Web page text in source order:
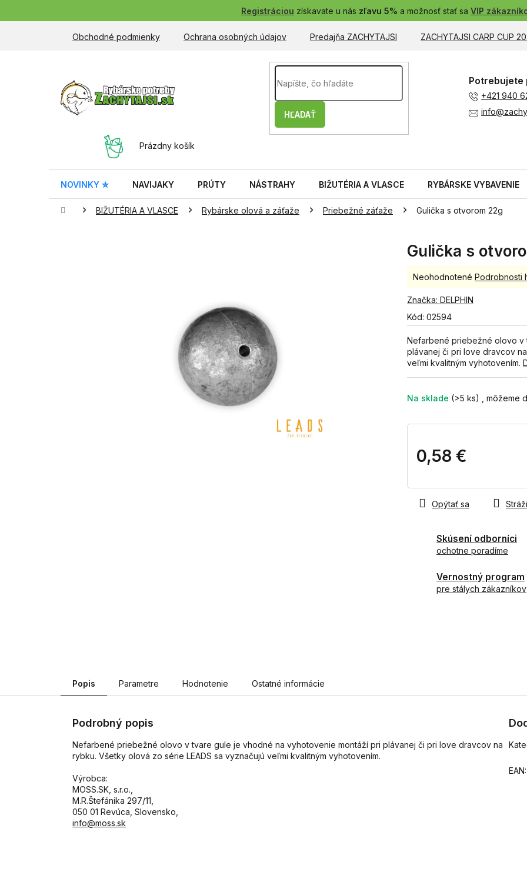
Registráciou získavate u nás zľavu 5% a možnosť stať sa VIP
Obchodné podmienky Ochrana osobných údajov Predajňa ZACHYTAJSI ZACHYTAJSI CARP CUP
HĽADAŤ
Potrebujete
+421 940
NÁKUPNÝ
Prázdny košík
NOVINKY ✮ NAVIJAKY PRÚTY NÁSTRAHY BIŽUTÉRIA A VLASCE RYBÁRSKE VYBAVENIE
DomovBIŽUTÉRIA A VLASCE Rybárske olová a záťaže Priebežné záťaže Gulička s otvorom 22g
Gulička s
Kód: 02594
Na sklade (>5 ks)
0,58 €
cena:
Skúsení odborníci
ochotne poradíme
Vernostný program
pre stálych zákazníkov
Nefarbené priebežné olovo v
plávanej či pri love dravcov
veľmi kvalitným vyhotovením.
Opýtať sa
Priemerné
produktu
0,0
5
hviezdičiek.
Neohodnotené Podrobnosti
Značka: DELPHIN
Popis Parametre Hodnotenie Ostatné informácie
Podrobný popis
Nefarbené priebežné olovo v tvare gule je vhodné na vyhotovenie montáží pri plávanej či pri love dravcov na
rybku. Všetky olová zo série LEADS sa vyznačujú veľmi kvalitným vyhotovením.
Výrobca:
MOSS.SK, s.r.o.,
M.R.Štefánika 297/11,
050 01 Revúca, Slovensko,
info@moss.sk
EAN: